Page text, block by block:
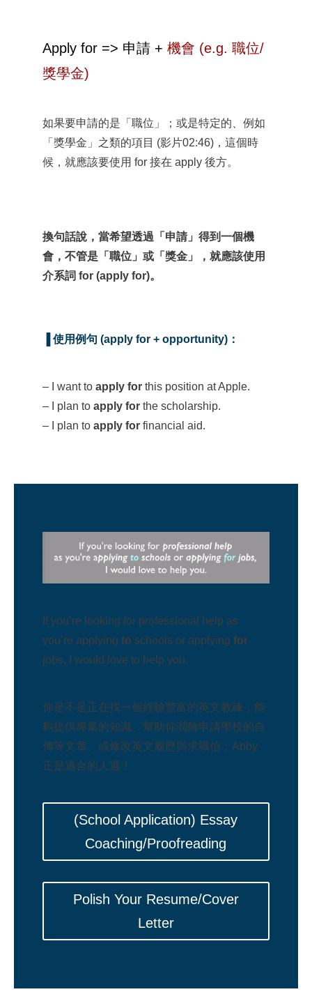
Apply for => 申請 + 機會 (e.g. 職位/
獎學金)
如果要申請的是「職位」；或是特定的、例如
「獎學金」之類的項目 (影片02:46)，這個時
候，就應該要使用 for 接在 apply 後方。
換句話說，當希望透過「申請」得到一個機
會，不管是「職位」或「獎金」，就應該使用
介系詞 for (apply for)。
使用例句 (apply for + opportunity)：
– I want to apply forthis position at Apple.
– I plan to apply forthe scholarship.
– I plan toapply forfinancial aid.
If you’re looking for professional help as
you’re applying to schools or applying for
jobs, I would love to help you.
你是不是正在找一個經驗豐富的英文教練，能
夠提供專業的知識、幫助你潤飾申請學校的自
傳等文章、或修改英文履歷與求職信，Abby
正是適合的人選！
(School Application) Essay
Coaching/Proofreading
Polish Your Resume/Cover
Letter